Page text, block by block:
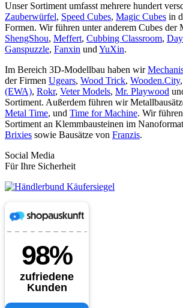
Unser Sortiment umfasst mehrere hundert
Zauberwürfel, Speed Cubes, Magic Cubes in
Formen. Wir führen unter anderem Cubes der
ShengShou, Meffert, Cubbing Classroom,
Ganspuzzle, Fanxin und YuXin.
Im Bereich 3D-Modellbau haben wir
der Firmen Ugears, Wood Trick, Wooden.City,
(EWA), Rokr, Veter Models, Mr. Playwood
Sortiment. Außerdem führen wir
Metal Time, und Time for Machine. Wir
Sortiment an Klemmbausteinen im
Brixies sowie Bausätze von Franzis.
Social Media
Für Ihre Sicherheit